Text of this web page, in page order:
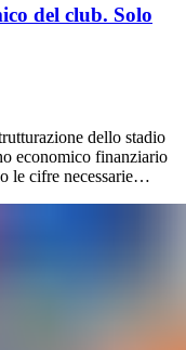
del club. Solo
dello stadio
economico finanziario
le cifre necessarie…